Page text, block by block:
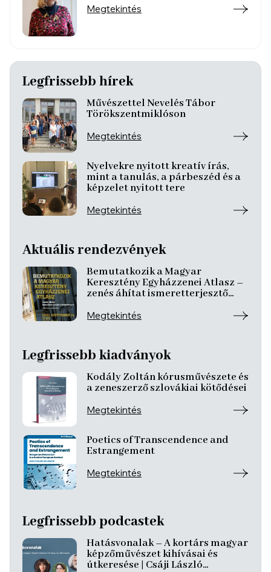
Megtekintés
Legfrissebb hírek
Művészettel Nevelés Tábor
Törökszentmiklóson
Megtekintés
Nyelvekre nyitott kreatív írás,
mint a tanulás, a párbeszéd és a
képzelet nyitott tere
Megtekintés
Aktuális rendezvények
Bemutatkozik a Magyar
Keresztény Egyházzenei Atlasz –
zenés áhítat ismeretterjesztő
Megtekintés
Legfrissebb kiadványok
Kodály Zoltán kórusművészete és
a zeneszerző szlovákiai kötődései
Megtekintés
Poetics of Transcendence and
Estrangement
Megtekintés
Legfrissebb podcastek
Hatásvonalak – A kortárs magyar
képzőművészet kihívásai és
útkeresése | Csáji László